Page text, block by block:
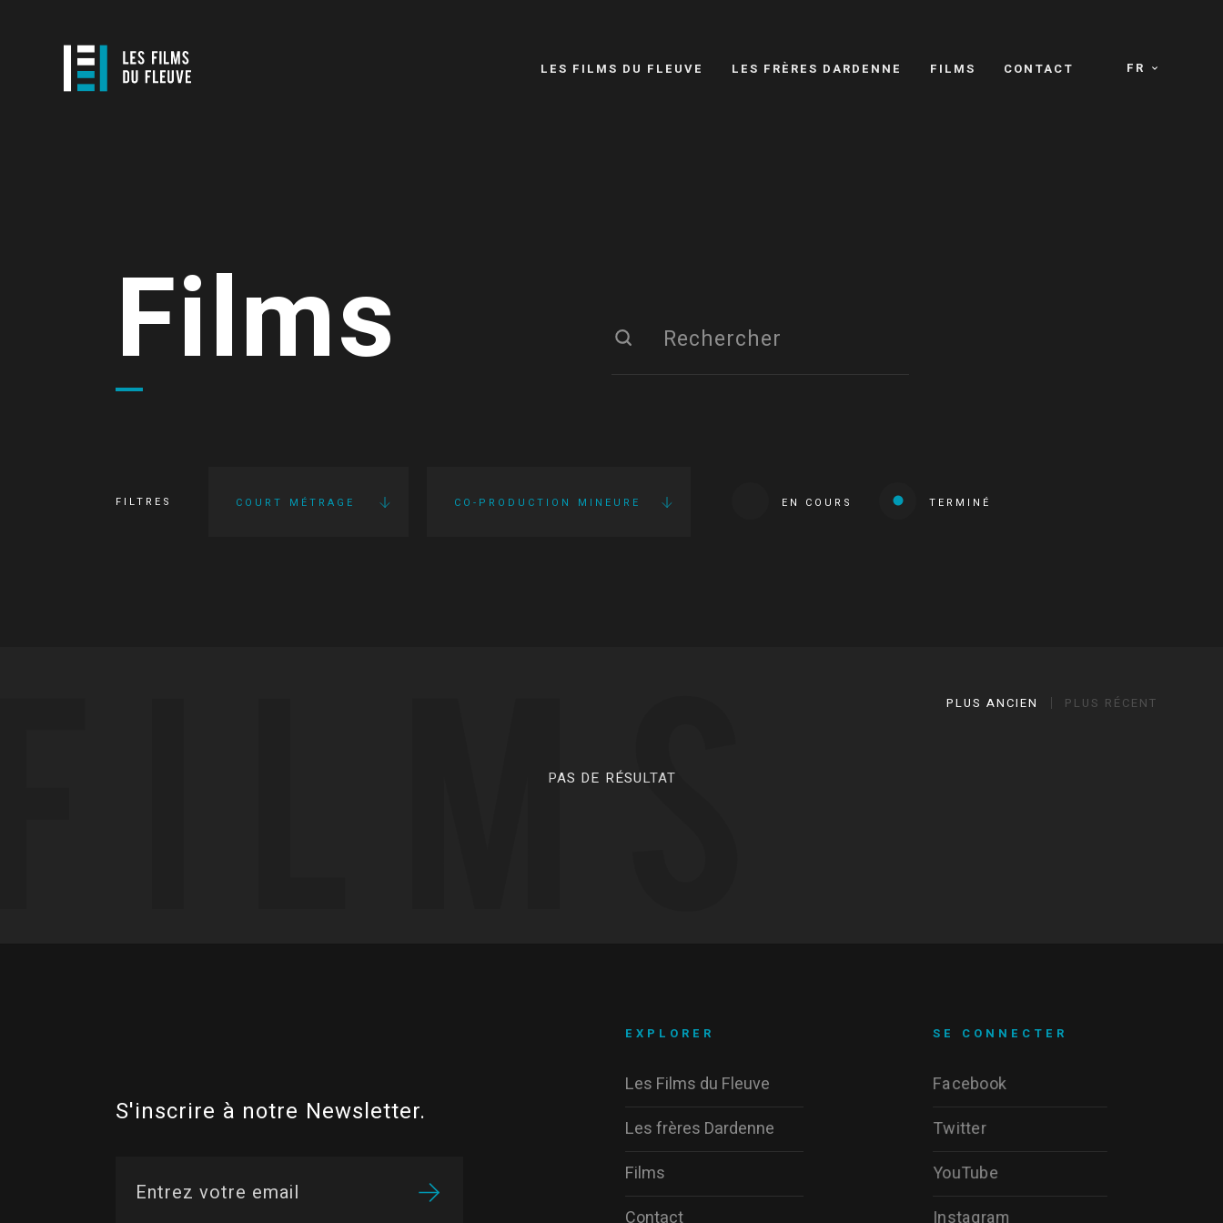
FR
LES FILMS DU FLEUVE LES FRÈRES DARDENNE FILMS CONTACT
Films
FILTRES COURT MÉTRAGE CO-PRODUCTION MINEURE EN COURS TERMINÉ
PLUS ANCIEN PLUS RÉCENT
PAS DE RÉSULTAT
S'inscrire à notre Newsletter.
SE CONNECTER
Facebook
Twitter
YouTube
Instagram
EXPLORER
Les Films du Fleuve
Les frères Dardenne
Films
Contact